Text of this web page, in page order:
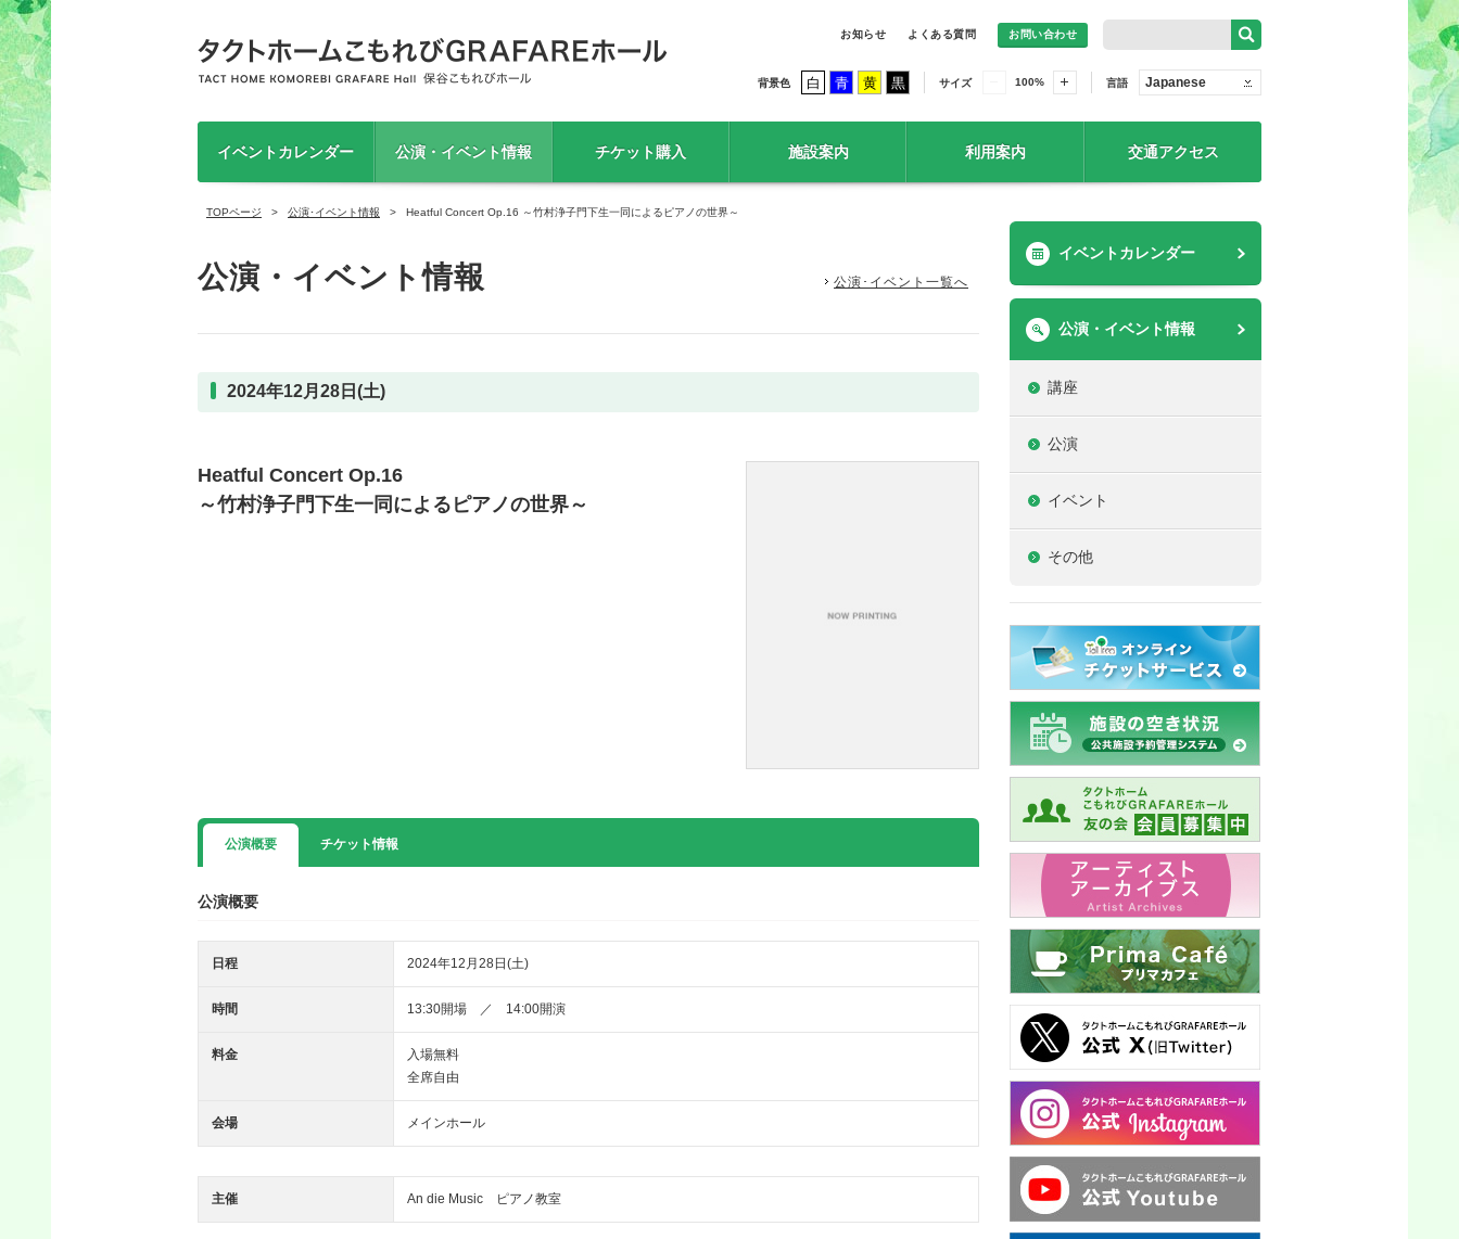
お知らせ よくある質問 お問い合わせ
背景色 白 青 黄 黒 サイズ 100% 言語 Japanese
イベントカレンダー 公演・イベント情報 チケット購入 施設案内 利用案内 交通アクセス
TOPページ 公演･イベント情報 Heatful Concert Op.16 ～竹村浄子門下生一同によるピアノの世界～
公演・イベント情報 公演･イベント一覧へ
2024年12月28日(土)
Heatful Concert Op.16
～竹村浄子門下生一同によるピアノの世界～
公演概要 チケット情報
公演概要
日程 2024年12月28日(土)
時間 13:30開場 ／ 14:00開演
料金
入場無料
全席自由
会場 メインホール
主催 An die Music ピアノ教室
イベントカレンダー
公演・イベント情報
講座
公演
イベント
その他